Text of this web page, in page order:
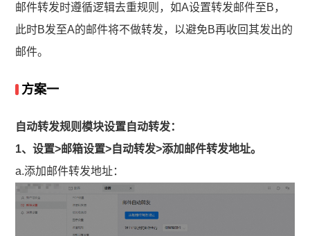
邮件转发时遵循逻辑去重规则，如A设置转发邮件至B，
此时B发至A的邮件将不做转发，以避免B再收回其发出的
邮件。
方案一
自动转发规则模块设置自动转发：
1、设置>邮箱设置>自动转发>添加邮件转发地址。
a.添加邮件转发地址：